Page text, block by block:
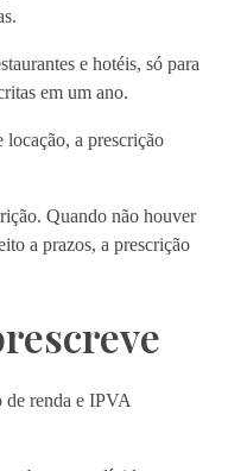
e hotéis, só para
em um ano.
a prescrição
Quando não houver
a prazos, a prescrição
renda e IPVA